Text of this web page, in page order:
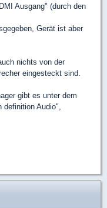
Ausgang" (durch den
Gerät ist aber
nichts von der
eingesteckt sind.
gibt es unter dem
definition Audio",